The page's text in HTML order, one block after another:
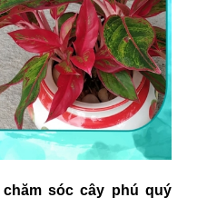
sóc cây phú quý